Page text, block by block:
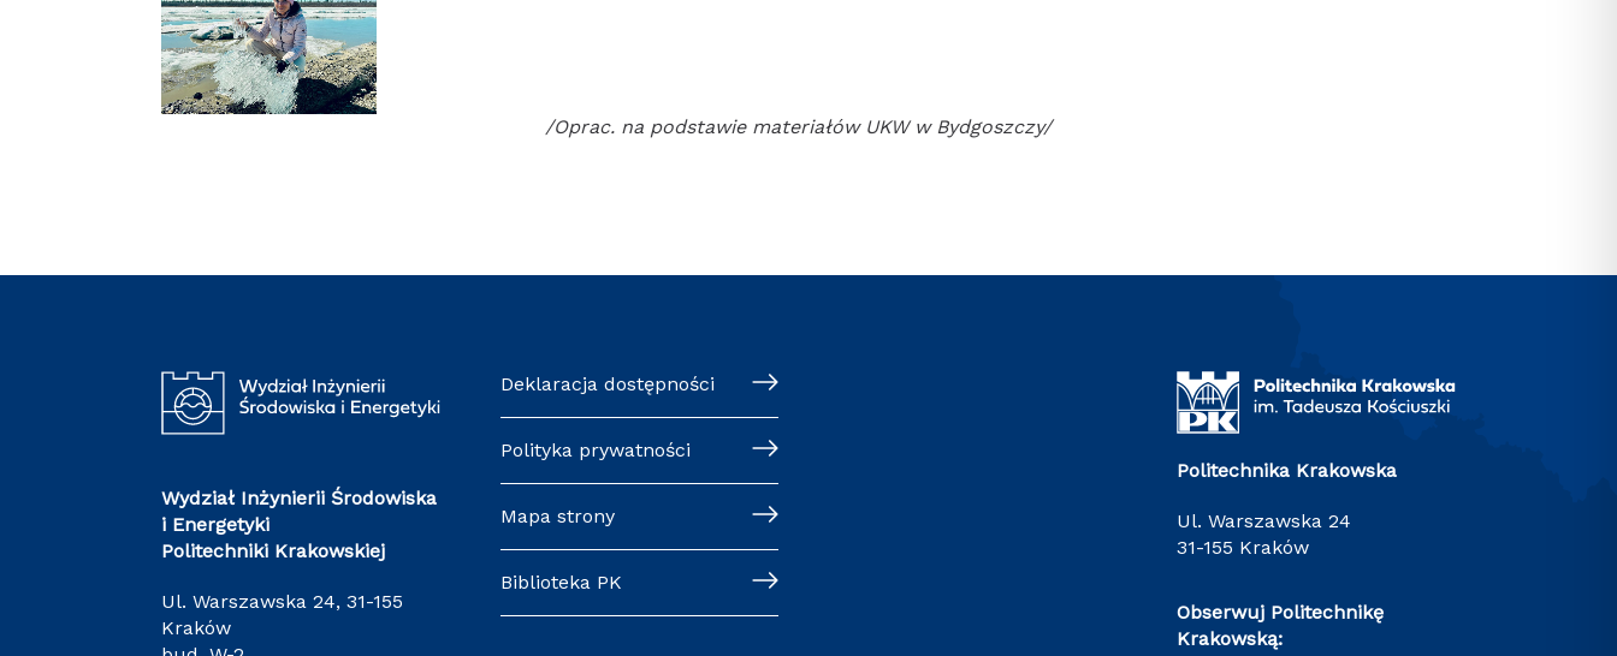
/oprac. na podstawie materiałów UKW w Bydgoszczy/
Wydział Inżynierii Środowiska
i Energetyki
Politechniki Krakowskiej
ul. Warszawska 24, 31-155
Kraków
Deklaracja dostępności
Polityka prywatności
Mapa strony
Biblioteka PK
Politechnika Krakowska
ul. Warszawska 24
31-155 Kraków
Obserwuj Politechnikę
Krakowską: